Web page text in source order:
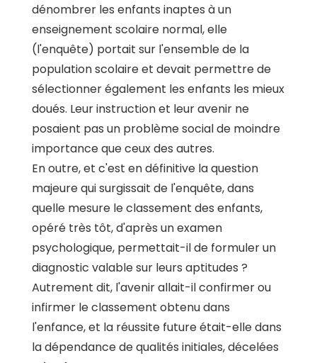
dénombrer les enfants inaptes à un
enseignement scolaire normal, elle
(l'enquête) portait sur l'ensemble de la
population scolaire et devait permettre de
sélectionner également les enfants les mieux
doués. Leur instruction et leur avenir ne
posaient pas un problème social de moindre
importance que ceux des autres.
En outre, et c'est en définitive la question
majeure qui surgissait de l'enquête, dans
quelle mesure le classement des enfants,
opéré très tôt, d'après un examen
psychologique, permettait-il de formuler un
diagnostic valable sur leurs aptitudes ?
Autrement dit, l'avenir allait-il confirmer ou
infirmer le classement obtenu dans
l'enfance, et la réussite future était-elle dans
la dépendance de qualités initiales, décelées